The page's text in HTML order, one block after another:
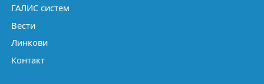
ГАЛИС систем
Вести
Линкови
Контакт